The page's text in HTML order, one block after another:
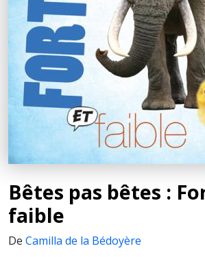
Bêtes pas bêtes :
faible
De Camilla de la Bédoyère